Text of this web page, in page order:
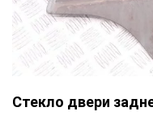
Стекло двери